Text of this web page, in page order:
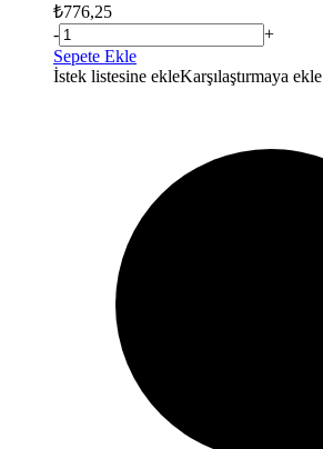
₺776,25
-
+
Sepete Ekle
İstek listesine ekleKarşılaştırmaya ekle